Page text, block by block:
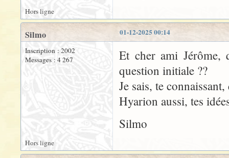
Hors ligne
01-12-2025 00:14
Silmo
Inscription : 2002
Messages : 4 267
Et cher ami Jérôme,
question initiale ??
Je sais, te
Hyarion aussi, tes
Silmo
Hors ligne